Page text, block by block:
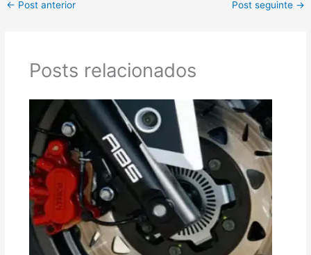
← Post anterior Post seguinte →
Posts relacionados